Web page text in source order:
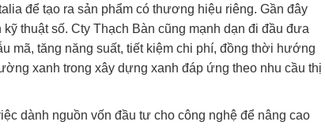
để tạo ra sản phẩm có thương hiệu riêng. Gần đây
thuật số. Cty Thạch Bàn cũng mạnh dạn đi đầu đưa
mã, tăng năng suất, tiết kiệm chi phí, đồng thời hướng
xanh trong xây dựng xanh đáp ứng theo nhu cầu thị
dành nguồn vốn đầu tư cho công nghệ để nâng cao